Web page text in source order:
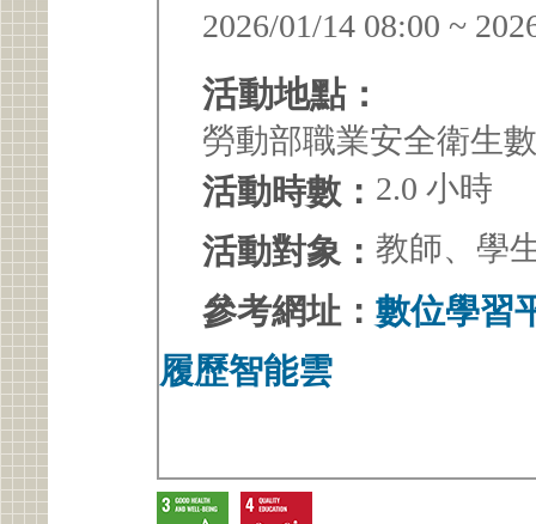
2026/01/14 08:00 ~
活動地點：
勞動部職業安全衛生
活動時數： 2.0 小時
活動對象： 教師、學
參考網址： 數位學習
履歷智能雲